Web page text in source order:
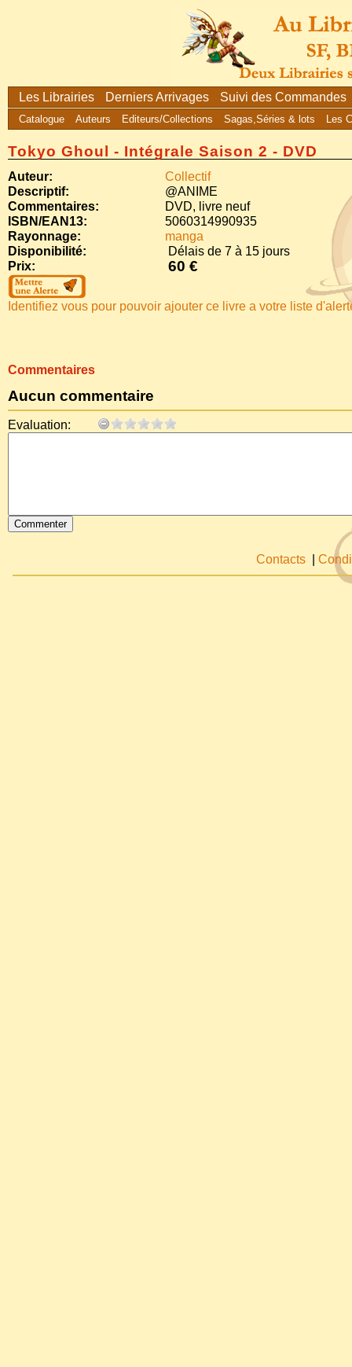
Les Librairies Derniers Arrivages Suivi des Commandes
Catalogue Auteurs Editeurs/Collections Sagas,Séries & lots Les
Tokyo Ghoul - Intégrale Saison 2 - DVD
Auteur:
Collectif
Descriptif:
@ANIME
Commentaires:
DVD, livre neuf
ISBN/EAN13:
5060314990935
Rayonnage:
manga
Disponibilité:
Délais de 7 à 15 jours
Prix:
60 €
Identifiez vous pour pouvoir ajouter ce livre a votre liste
Commentaires
Aucun commentaire
Evaluation:
Contacts |